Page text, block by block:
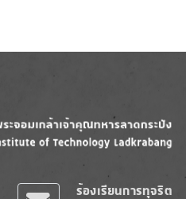
ร้องเรียนการทุจริต